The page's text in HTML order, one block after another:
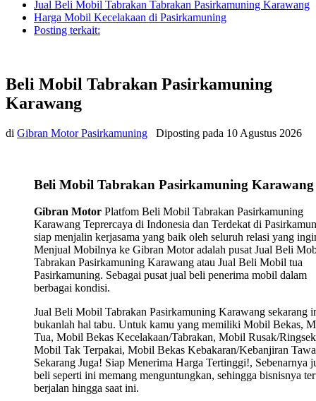
Jual Beli Mobil Tabrakan Tabrakan Pasirkamuning Karawang
Harga Mobil Kecelakaan di Pasirkamuning
Posting terkait:
Beli Mobil Tabrakan Pasirkamuning
Karawang
di Gibran Motor Pasirkamuning Diposting pada 10 Agustus 2026
Beli Mobil Tabrakan Pasirkamuning Karawang
Gibran Motor Platfom Beli Mobil Tabrakan Pasirkamuning
Karawang Teprercaya di Indonesia dan Terdekat di
siap menjalin kerjasama yang baik oleh seluruh relasi yang
Menjual Mobilnya ke Gibran Motor adalah pusat Jual Beli
Tabrakan Pasirkamuning Karawang atau Jual Beli Mobil tua
Pasirkamuning. Sebagai pusat jual beli penerima mobil dalam
berbagai kondisi.
Jual Beli Mobil Tabrakan Pasirkamuning Karawang sekarang
bukanlah hal tabu. Untuk kamu yang memiliki Mobil Bekas,
Tua, Mobil Bekas Kecelakaan/Tabrakan, Mobil Rusak/
Mobil Tak Terpakai, Mobil Bekas Kebakaran/Kebanjiran
Sekarang Juga! Siap Menerima Harga Tertinggi!, Sebenarnya
beli seperti ini memang menguntungkan, sehingga bisnisnya
berjalan hingga saat ini.